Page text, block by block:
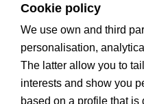
Comprobar Solicitud
Estos son los datos que nos
Cookie policy
We use own and third
personalisation,
The latter allow you to
interests and show you
based on a profile that